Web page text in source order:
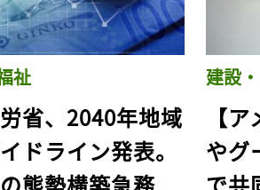
祉
労省、2040年地域
ドライン発表。
建設
【
やグ